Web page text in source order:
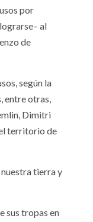
por
al
de
según la
entre otras,
Dimitri
territorio de
tierra y
sus tropas en